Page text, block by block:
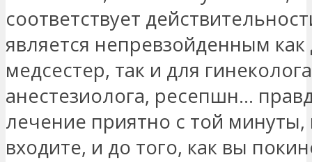
соответствует
является непревзойденным как
медсестер, так и для
анестезиолога, ресепшн...
лечение приятно с той минуты,
входите, и до того, как вы